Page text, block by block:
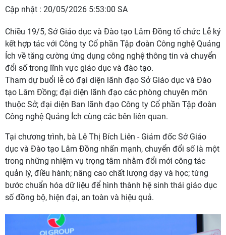
Cập nhật : 20/05/2026 5:53:00 SA
Chiều 19/5, Sở Giáo dục và Đào tạo Lâm Đồng tổ chức Lễ ký
kết hợp tác với Công ty Cổ phần Tập đoàn Công nghệ Quảng
Ích về tăng cường ứng dụng công nghệ thông tin và chuyển
đổi số trong lĩnh vực giáo dục và đào tạo.
Tham dự buổi lễ có đại diện lãnh đạo Sở Giáo dục và Đào
tạo Lâm Đồng; đại diện lãnh đạo các phòng chuyên môn
thuộc Sở; đại diện Ban lãnh đạo Công ty Cổ phần Tập đoàn
Công nghệ Quảng Ích cùng các bên liên quan.
Tại chương trình, bà Lê Thị Bích Liên - Giám đốc Sở Giáo
dục và Đào tạo Lâm Đồng nhấn mạnh, chuyển đổi số là một
trong những nhiệm vụ trọng tâm nhằm đổi mới công tác
quản lý, điều hành; nâng cao chất lượng dạy và học; từng
bước chuẩn hóa dữ liệu để hình thành hệ sinh thái giáo dục
số đồng bộ, hiện đại, an toàn và hiệu quả.